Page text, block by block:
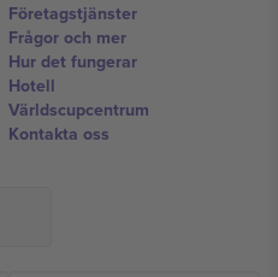
Företagstjänster
Frågor och mer
Hur det fungerar
Hotell
Världscupcentrum
Kontakta oss